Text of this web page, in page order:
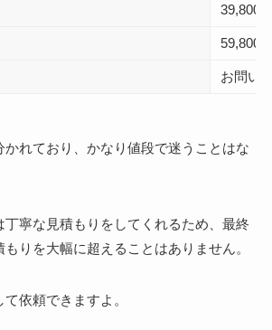
39,800
59,800
お問い
れており、かなり値段で迷うことはな
丁寧な見積もりをしてくれるため、最終
りを大幅に超えることはありません。
依頼できますよ。